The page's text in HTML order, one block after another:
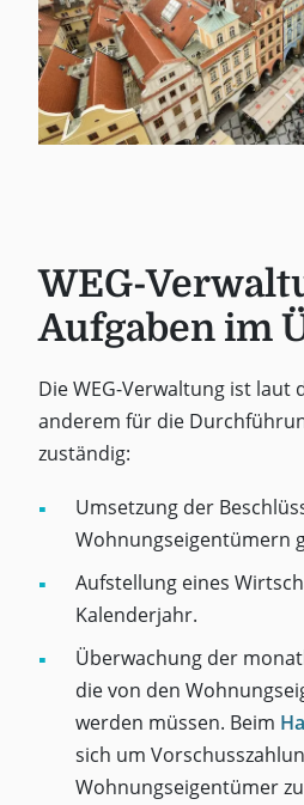
WEG-
Aufgaben im
Die WEG-Verwaltung ist laut
anderem für die
zuständig:
Umsetzung der
Wohnungseigentümern
Aufstellung eines
Kalenderjahr.
Überwachung der
die von den
werden müssen. Beim
sich um
Wohnungseigentümer